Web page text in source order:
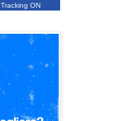
Tracking ON